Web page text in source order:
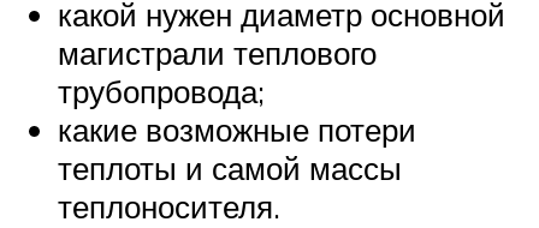
какой нужен диаметр основной
магистрали теплового
трубопровода;
какие возможные потери
теплоты и самой массы
теплоносителя.